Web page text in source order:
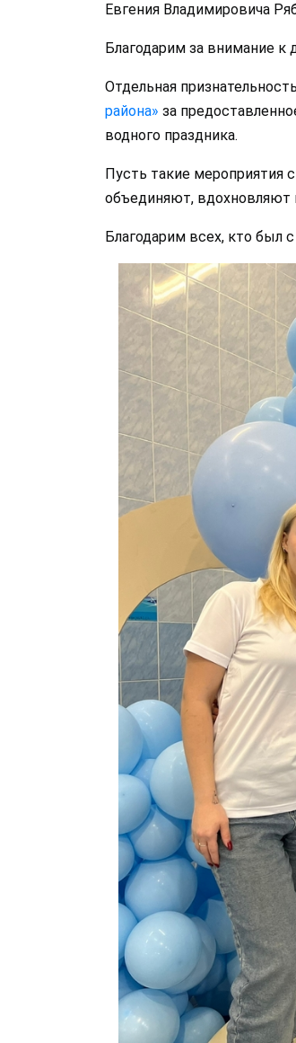
Евгения Владимировича
Благодарим за внимание
Отдельная
района» за
водного праздника.
Пусть такие мероприятия
объединяют,
Благодарим всех, кто был